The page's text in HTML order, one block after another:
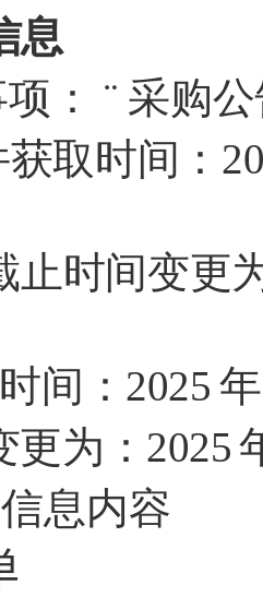
息
： ¨ 采购
取时间：
止时间变更
间：2025 年
更为：2025
息内容